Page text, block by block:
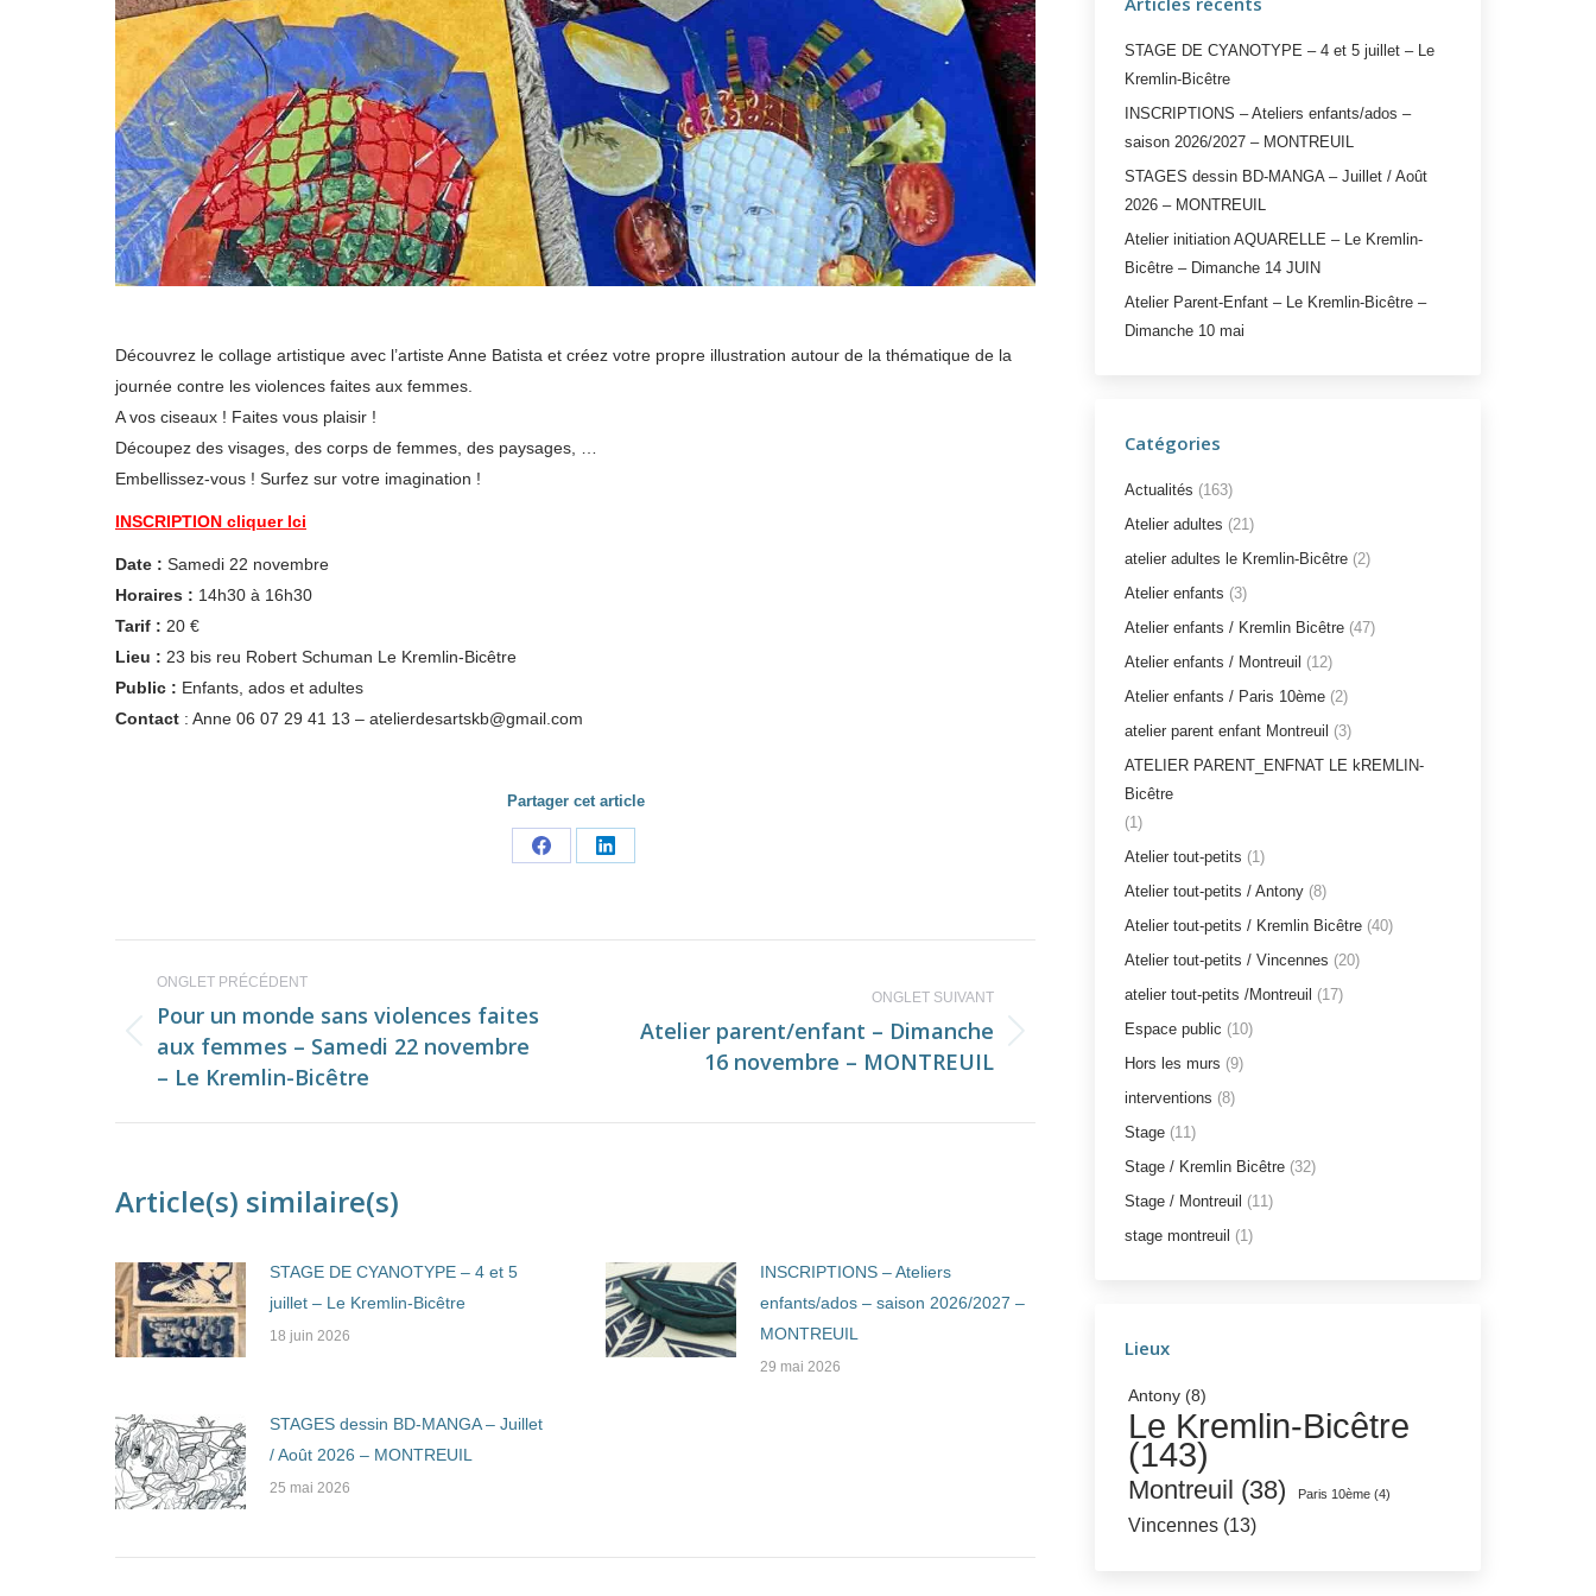
Découvrez le collage artistique avec l’artiste Anne Batista et créez votre propre illustration autour de la thématique de la
journée contre les violences faites aux femmes.
A vos ciseaux ! Faites vous plaisir !
Découpez des visages, des corps de femmes, des paysages, …
Embellissez-vous ! Surfez sur votre imagination !
INSCRIPTION cliquer Ici
Date : Samedi 22 novembre
Horaires : 14h30 à 16h30
Tarif : 20 €
Lieu : 23 bis reu Robert Schuman Le Kremlin-Bicêtre
Public : Enfants, ados et adultes
Contact : Anne 06 07 29 41 13 – atelierdesartskb@gmail.com
Partager cet article
Share
Share
Navigation
de
commentaire
ONGLET PRÉCÉDENT
Onglet
précédent
Pour un monde sans violences faites
aux femmes – Samedi 22 novembre
– Le Kremlin-Bicêtre
ONGLET SUIVANT
OngletAtelier parent/enfant – Dimanche
16 novembre – MONTREUIL
Article(s) similaire(s)
STAGE DE CYANOTYPE – 4 et 5
juillet – Le Kremlin-Bicêtre
18 juin 2026
INSCRIPTIONS – Ateliers
enfants/ados – saison 2026/2027 –
MONTREUIL
29 mai 2026
STAGES dessin BD-MANGA – Juillet
/ Août 2026 – MONTREUIL
25 mai 2026
STAGE DE CYANOTYPE – 4 et 5 juillet – Le
Kremlin-Bicêtre
INSCRIPTIONS – Ateliers enfants/ados –
saison 2026/2027 – MONTREUIL
STAGES dessin BD-MANGA – Juillet / Août
2026 – MONTREUIL
Atelier initiation AQUARELLE – Le Kremlin-
Bicêtre – Dimanche 14 JUIN
Atelier Parent-Enfant – Le Kremlin-Bicêtre –
Dimanche 10 mai
Catégories
Actualités (163)
Atelier adultes (21)
atelier adultes le Kremlin-Bicêtre (2)
Atelier enfants (3)
Atelier enfants / Kremlin Bicêtre (47)
Atelier enfants / Montreuil (12)
Atelier enfants / Paris 10ème (2)
atelier parent enfant Montreuil (3)
ATELIER PARENT_ENFNAT LE kREMLIN-
Bicêtre
(1)
Atelier tout-petits (1)
Atelier tout-petits / Antony (8)
Atelier tout-petits / Kremlin Bicêtre (40)
Atelier tout-petits / Vincennes (20)
atelier tout-petits /Montreuil (17)
Espace public (10)
Hors les murs (9)
interventions (8)
Stage (11)
Stage / Kremlin Bicêtre (32)
Stage / Montreuil (11)
stage montreuil (1)
Lieux
Antony (8)
Le Kremlin-Bicêtre
(143)
Montreuil (38) Paris 10ème (4)
Vincennes (13)